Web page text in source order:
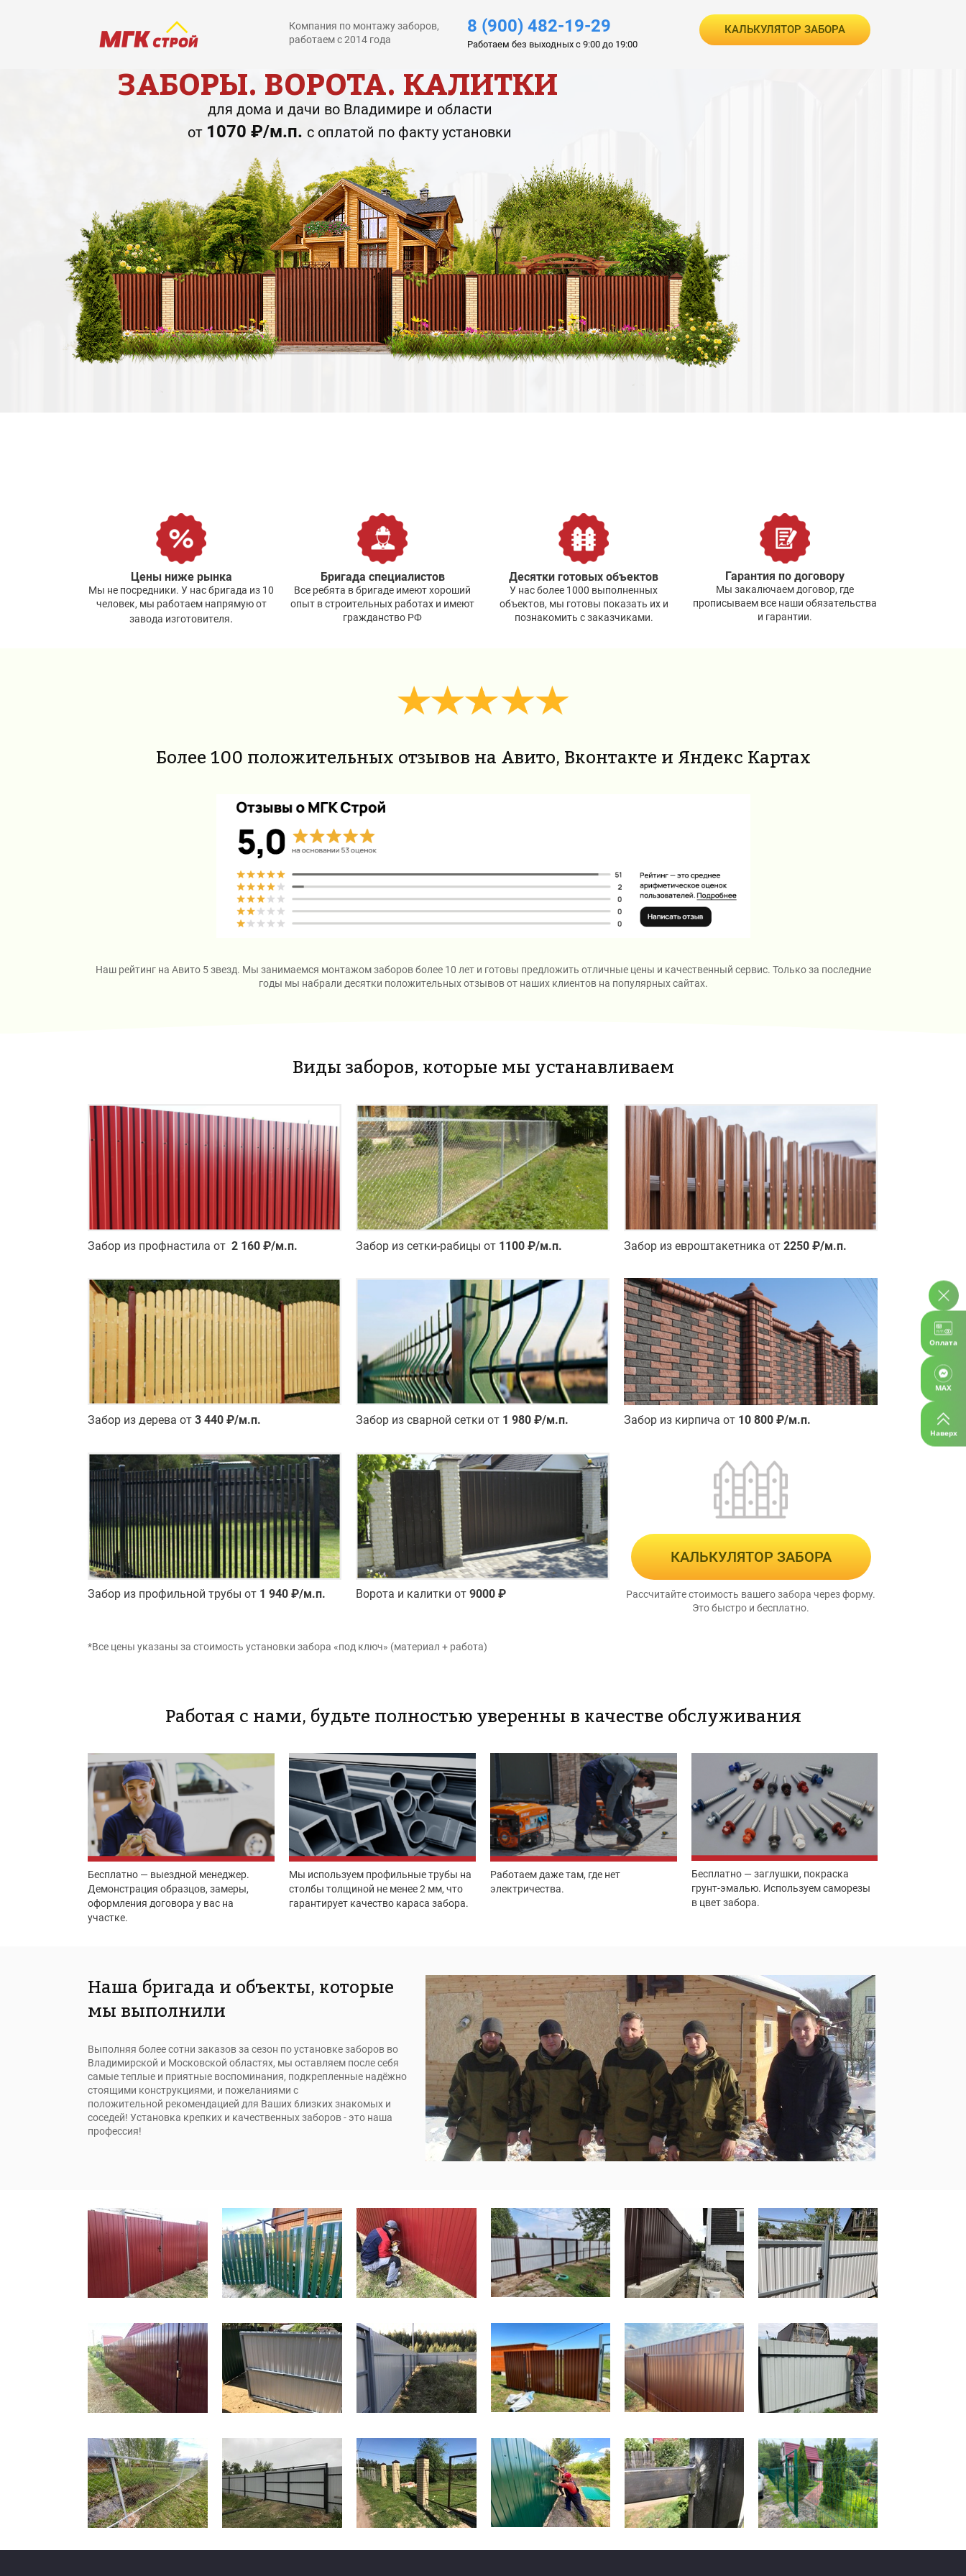
Компания по монтажу заборов,
работаем с 2014 года
8 (900) 482-19-29
Работаем без выходных с 9:00 до 19:00
КАЛЬКУЛЯТОР ЗАБОРА
ЗАБОРЫ. ВОРОТА. КАЛИТКИ
для дома и дачи во Владимире и области
от 1070 ₽/м.п. с оплатой по факту установки
Цены ниже рынка
Мы не посредники. У нас бригада из 10
человек, мы работаем напрямую от
завода изготовителя.
Бригада специалистов
Все ребята в бригаде имеют хороший
опыт в строительных работах и имеют
гражданство РФ
Десятки готовых объектов
У нас более 1000 выполненных
объектов, мы готовы показать их и
познакомить с заказчиками.
Гарантия по договору
Мы закалючаем договор, где
прописываем все наши обязательства
и гарантии.
Более 100 положительных отзывов на Авито, Вконтакте и Яндекс Картах
Наш рейтинг на Авито 5 звезд. Мы занимаемся монтажом заборов более 10 лет и готовы предложить отличные цены и качественный сервис. Только за последние
годы мы набрали десятки положительных отзывов от наших клиентов на популярных сайтах.
Виды заборов, которые мы устанавливаем
Забор из профнастила от 2 160 ₽/м.п. Забор из сетки-рабицы от 1100 ₽/м.п. Забор из евроштакетника от2250 ₽/м.п.
Забор из дерева от3 440 ₽/м.п. Забор из сварной сетки от 1 980 ₽/м.п. Забор из кирпича от 10 800 ₽/м.п.
Забор из профильной трубы от 1 940 ₽/м.п. Ворота и калитки от9000 ₽
КАЛЬКУЛЯТОР ЗАБОРА
Рассчитайте стоимость вашего забора через форму.
Это быстро и бесплатно.
*Все цены указаны за стоимость установки забора «под ключ» (материал + работа)
Работая с нами, будьте полностью уверенны в качестве обслуживания
Бесплатно — выездной менеджер.
Демонстрация образцов, замеры,
оформления договора у вас на
участке.
Мы используем профильные трубы на
столбы толщиной не менее 2 мм, что
гарантирует качество караса забора.
Работаем даже там, где нет
электричества.
Бесплатно — заглушки, покраска
грунт-эмалью. Используем саморезы
в цвет забора.
Наша бригада и объекты, которые
мы выполнили
Выполняя более сотни заказов за сезон по установке заборов во
Владимирской и Московской областях, мы оставляем после себя
самые теплые и приятные воспоминания, подкрепленные надёжно
стоящими конструкциями, и пожеланиями с
положительной рекомендацией для Ваших 6лизких знакомых и
соседей! Установка крепких и качественных заборов - это наша
профессия!
Оплата
MAX
Наверх